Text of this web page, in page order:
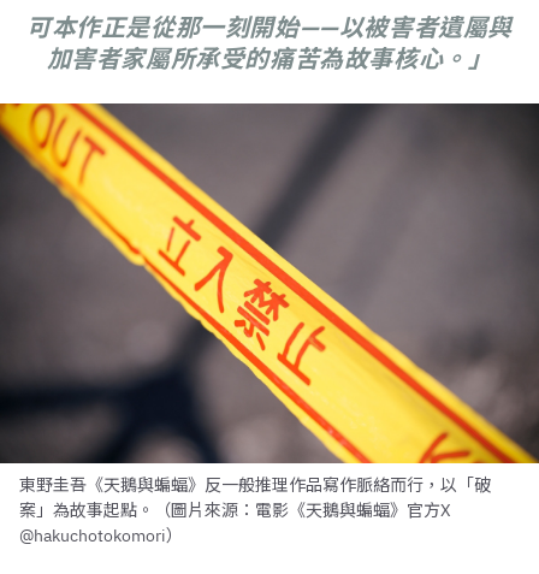
可本作正是從那一刻開始——以被害者遺屬與
加害者家屬所承受的痛苦為故事核心。」
東野圭吾《天鵝與蝙蝠》反一般推理作品寫作脈絡而行，以「破
案」為故事起點。（圖片來源：電影《天鵝與蝙蝠》官方X
@hakuchotokomori）